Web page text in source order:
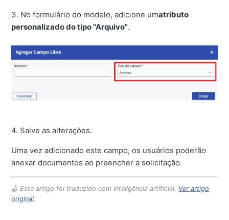
3. No formulário do modelo, adicione umatributo
personalizado do tipo "Arquivo".
4. Salve as alterações.
Uma vez adicionado este campo, os usuários poderão
anexar documentos ao preencher a solicitação.
🤖 Este artigo foi traduzido com inteligência artificial. Ver artigo
original.